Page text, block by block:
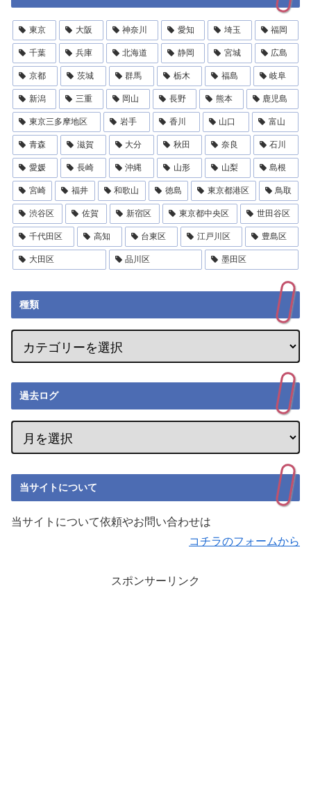
東京 大阪 神奈川 愛知 埼玉 福岡
千葉 兵庫 北海道 静岡 宮城 広島
京都 茨城 群馬 栃木 福島 岐阜
新潟 三重 岡山 長野 熊本 鹿児島
東京三多摩地区 岩手 香川 山口 富山
青森 滋賀 大分 秋田 奈良 石川
愛媛 長崎 沖縄 山形 山梨 島根
宮崎 福井 和歌山 徳島 東京都港区 鳥取
渋谷区 佐賀 新宿区 東京都中央区 世田谷区
千代田区 高知 台東区 江戸川区 豊島区
大田区 品川区 墨田区
種類
過去ログ
当サイトについて
当サイトについて依頼やお問い合わせは
コチラのフォームから
スポンサーリンク